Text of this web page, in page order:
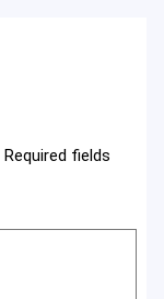
Required fields